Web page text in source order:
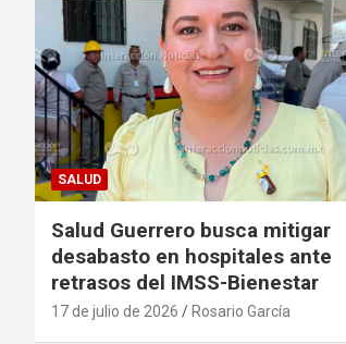
SALUD
Salud Guerrero busca mitigar
desabasto en hospitales ante
retrasos del IMSS-Bienestar
17 de julio de 2026 Rosario García